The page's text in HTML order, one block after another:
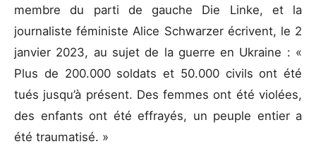
membre du parti de gauche Die Linke, et la
journaliste féministe Alice Schwarzer écrivent, le 2
janvier 2023, au sujet de la guerre en Ukraine : «
Plus de 200.000 soldats et 50.000 civils ont été
tués jusqu’à présent. Des femmes ont été violées,
des enfants ont été effrayés, un peuple entier a
été traumatisé. »